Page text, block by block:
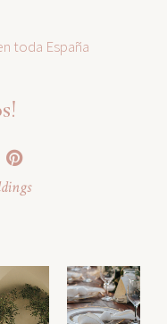
toda España